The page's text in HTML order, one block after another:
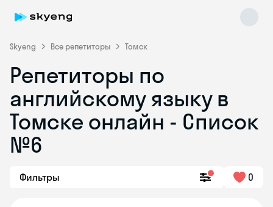
Skyeng Все репетиторы Томск
Репетиторы по
английскому языку в
Томске онлайн - Список
№6
Фильтры 0